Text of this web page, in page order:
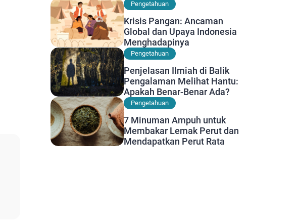
Diwaspadai
Pengetahuan
Krisis Pangan: Ancaman
Global dan Upaya Indonesia
Menghadapinya
Pengetahuan
Penjelasan Ilmiah di Balik
Pengalaman Melihat Hantu:
Apakah Benar-Benar Ada?
Pengetahuan
7 Minuman Ampuh untuk
Membakar Lemak Perut dan
Mendapatkan Perut Rata